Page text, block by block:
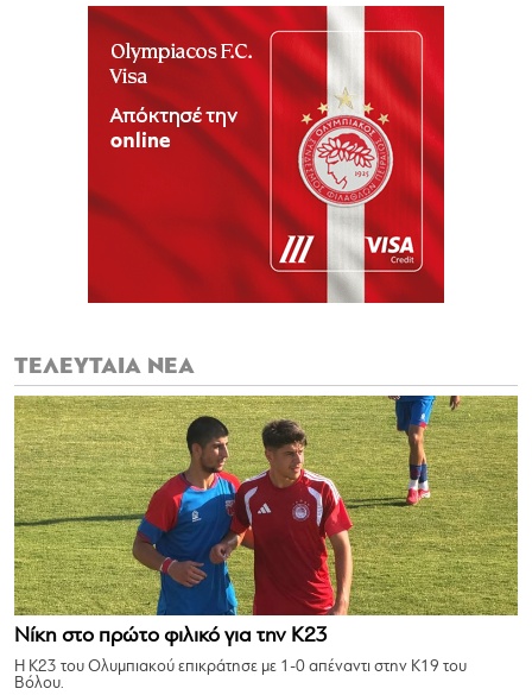
ΤΕΛΕΥΤΑΙΑ ΝΕΑ
Νίκη στο πρώτο φιλικό για την Κ23
Η Κ23 του Ολυμπιακού επικράτησε με 1-0 απέναντι στην Κ19 του
Βόλου.